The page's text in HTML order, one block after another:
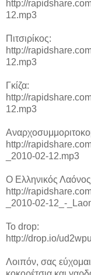
http://
12.mp3
Πιτσιρίκος:
http://
12.mp3
Γκίζα:
http://
12.mp3
http://
_2010-02-12.mp3
Ο Ελληνικός
http://
_2010-02-12_-
To drop:
http://drop.io/
Λοιπόν, σας